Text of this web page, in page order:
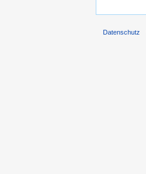
Datenschutz